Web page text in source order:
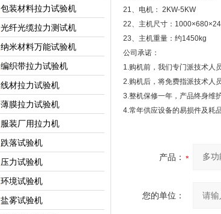
包装材料拉力试验机
光纤光缆拉力测试机
纳米材料万能试验机
编织带拉力试验机
线材拉力试验机
薄膜拉力试验机
服装厂用拉力机
跌落试验机
压力试验机
环境试验机
盐雾试验机
21、电机： 2KW-5KW
22、主机尺寸：
23、主机重量：约1450kg
公司承诺：
1.购机前，我们专门派技术人
2.购机后，将免费指派技术人
3.整机保修一年，产品终身维
4.常年供应设备的易损件及耗
产品：
您的单位：